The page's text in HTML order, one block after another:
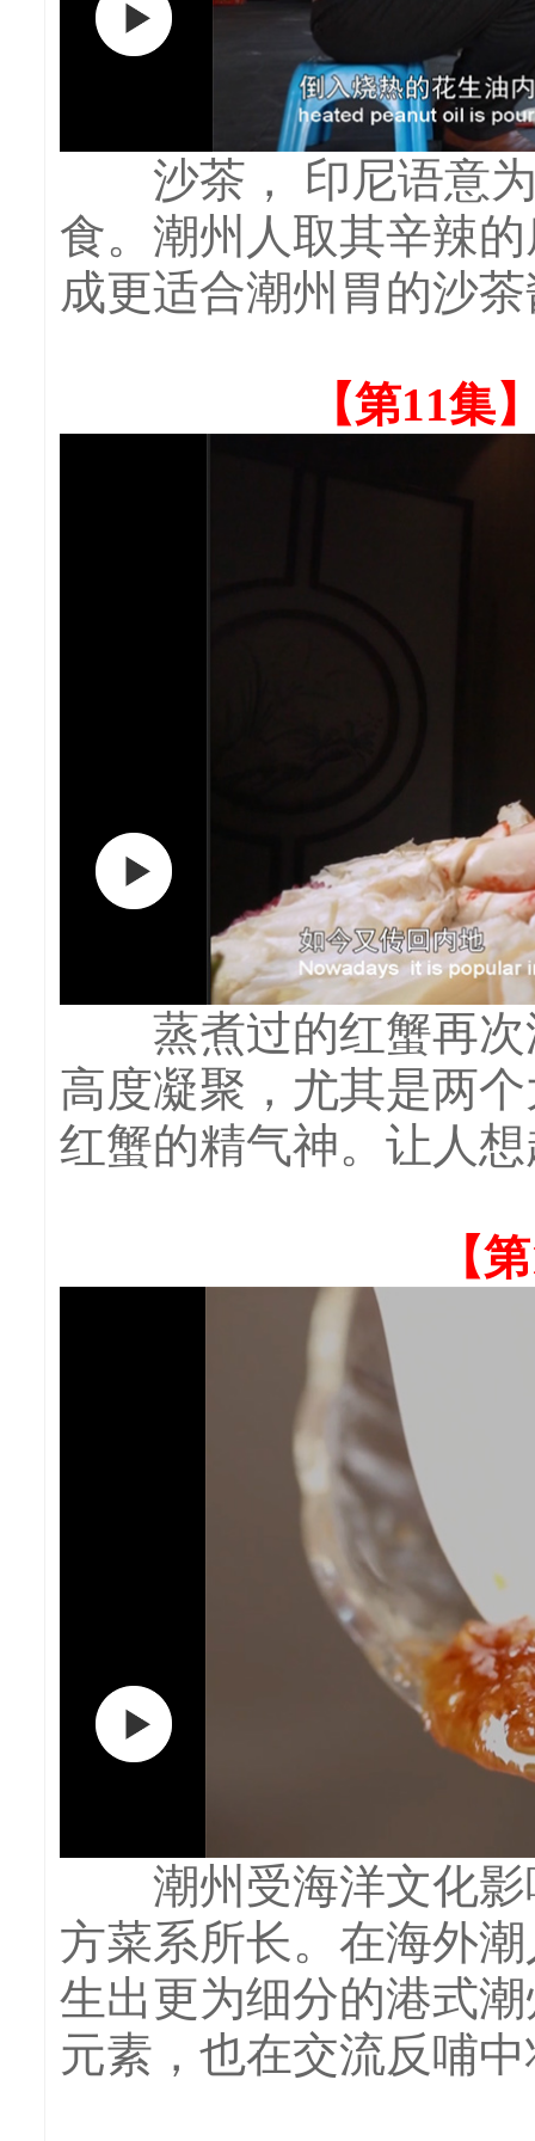
沙茶， 印尼语意为
食。潮州人取其辛辣
成更适合潮州胃的沙
【第11
蒸煮过的红蟹再次
高度凝聚，尤其是两
红蟹的精气神。让人
【
潮州受海洋文化影
方菜系所长。在海外
生出更为细分的港式
元素，也在交流反哺